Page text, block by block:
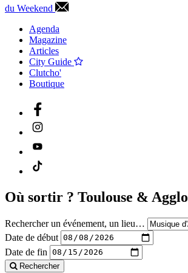
du Weekend
Agenda
Magazine
Articles
City Guide
Clutcho'
Boutique
Où sortir ? Toulouse & Agglo
Rechercher un événement, un lieu…
Date de début
Date de fin
Rechercher